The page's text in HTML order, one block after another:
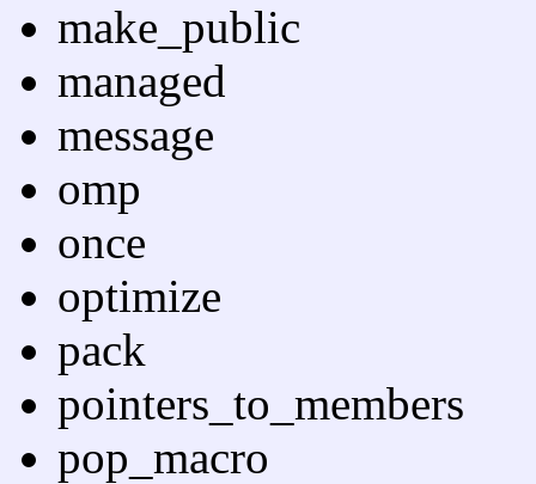
make_public
managed
message
omp
once
optimize
pack
pointers_to_members
pop_macro